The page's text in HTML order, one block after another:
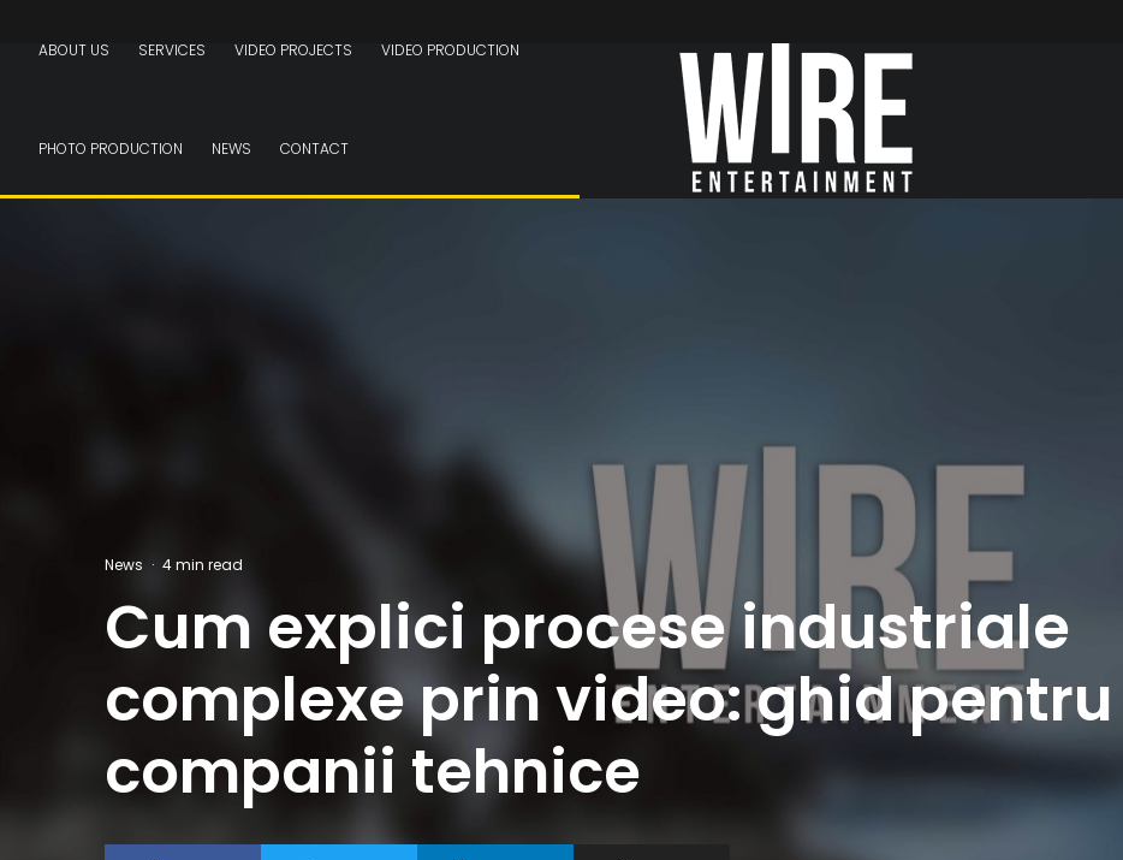
ABOUT US SERVICES VIDEO PROJECTS VIDEO PRODUCTION
PHOTO PRODUCTION NEWS CONTACT
News · 4 min read
Cum explici procese industriale
complexe prin video: ghid pentru
companii tehnice